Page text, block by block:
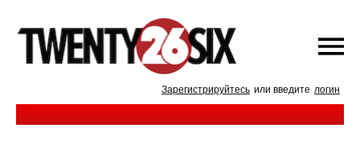
Зарегистрируйтесь или введите логин